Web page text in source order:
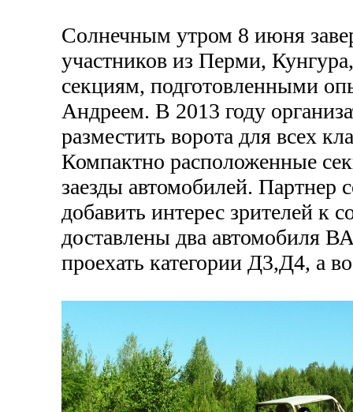
Солнечным утром 8 июня
участников из Перми,
секциям, подготовленными
Андреем. В 2013 году
разместить ворота для всех
Компактно расположенные
заезды автомобилей.
добавить интерес зрителей к
доставлены два автомобиля
проехать категории Д3,Д4, а